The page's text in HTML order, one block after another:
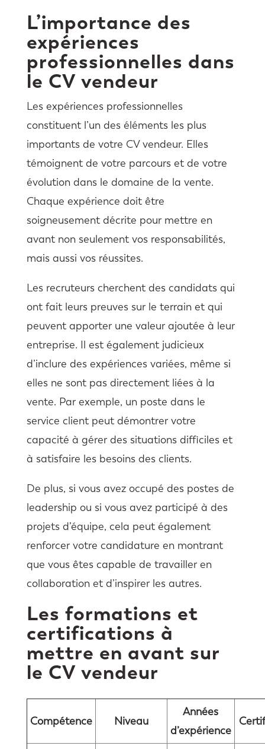
L’importance des
expériences
professionnelles dans
le CV vendeur
Les expériences professionnelles
constituent l’un des éléments les plus
importants de votre CV vendeur. Elles
témoignent de votre parcours et de votre
évolution dans le domaine de la vente.
Chaque expérience doit être
soigneusement décrite pour mettre en
avant non seulement vos responsabilités,
mais aussi vos réussites.
Les recruteurs cherchent des candidats qui
ont fait leurs preuves sur le terrain et qui
peuvent apporter une valeur ajoutée à leur
entreprise. Il est également judicieux
d’inclure des expériences variées, même si
elles ne sont pas directement liées à la
vente. Par exemple, un poste dans le
service client peut démontrer votre
capacité à gérer des situations difficiles et
à satisfaire les besoins des clients.
De plus, si vous avez occupé des postes de
leadership ou si vous avez participé à des
projets d’équipe, cela peut également
renforcer votre candidature en montrant
que vous êtes capable de travailler en
collaboration et d’inspirer les autres.
Les formations et
certifications à
mettre en avant sur
le CV vendeur
Compétence Niveau
Années
d’expérience